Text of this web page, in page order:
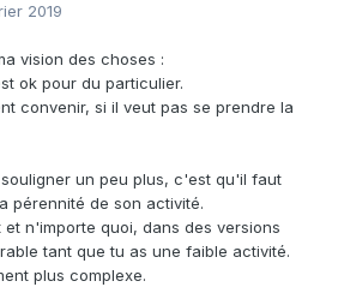
2019
vision des choses :
ok pour du particulier.
convenir, si il veut pas se prendre la
un peu plus, c'est qu'il faut
pérennité de son activité.
et n'importe quoi, dans des versions
tant que tu as une faible activité.
plus complexe.